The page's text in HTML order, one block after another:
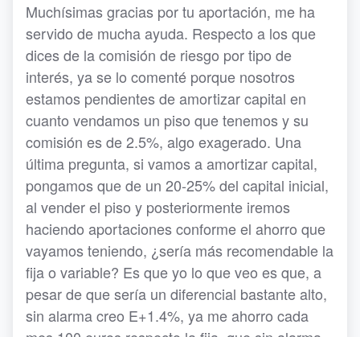
Muchísimas gracias por tu aportación, me ha
servido de mucha ayuda. Respecto a los que
dices de la comisión de riesgo por tipo de
interés, ya se lo comenté porque nosotros
estamos pendientes de amortizar capital en
cuanto vendamos un piso que tenemos y su
comisión es de 2.5%, algo exagerado. Una
última pregunta, si vamos a amortizar capital,
pongamos que de un 20-25% del capital inicial,
al vender el piso y posteriormente iremos
haciendo aportaciones conforme el ahorro que
vayamos teniendo, ¿sería más recomendable la
fija o variable? Es que yo lo que veo es que, a
pesar de que sería un diferencial bastante alto,
sin alarma creo E+1.4%, ya me ahorro cada